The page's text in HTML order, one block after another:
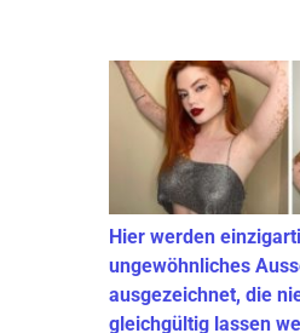
Hier werden
ungewöhnliches
ausgezeichnet, die
gleichgültig lassen